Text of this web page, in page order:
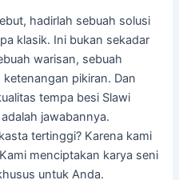
hadirlah sebuah solusi
klasik. Ini bukan sekadar
warisan, sebuah
pikiran. Dan
tempa besi Slawi
jawabannya.
tertinggi? Karena kami
menciptakan karya seni
untuk Anda.